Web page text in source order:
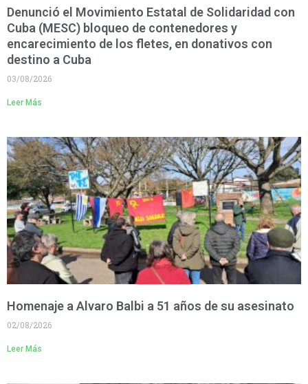
Denunció el Movimiento Estatal de Solidaridad con
Cuba (MESC) bloqueo de contenedores y
encarecimiento de los fletes, en donativos con
destino a Cuba
03/08/2026
Leer Más
Homenaje a Alvaro Balbi a 51 años de su asesinato
02/08/2026
Leer Más